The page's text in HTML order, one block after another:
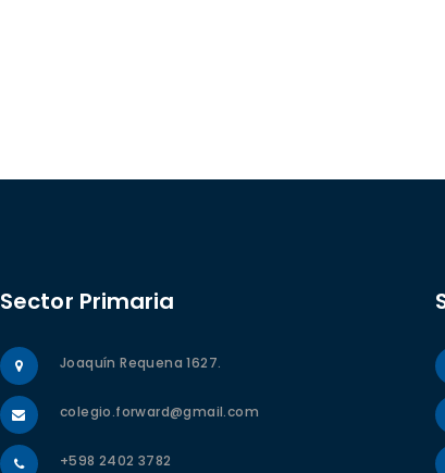
Sector Primaria
Joaquín Requena 1627.
colegio.forward@gmail.com
+598 2402 3782